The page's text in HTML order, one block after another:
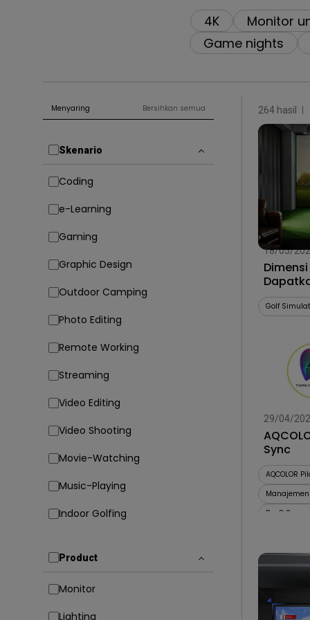
4K Monitor
Game nights
Menyaring Bersihkan semua
Skenario
Coding
e-Learning
Gaming
Graphic Design
Outdoor Camping
Photo Editing
Remote Working
Streaming
Video Editing
Video Shooting
Movie-Watching
Music-Playing
Indoor Golfing
Product
Monitor
Lighting
264 hasil
18/05/
yang
Golf
29/04/
Sync
AQCOLOR
BenQ